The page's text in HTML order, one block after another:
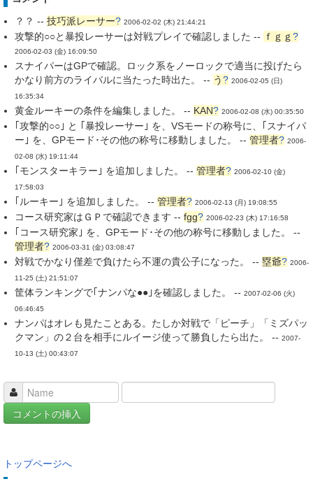
？？ -- 技巧派レーサー? 2006-02-02 (木) 21:44:21
攻撃的○○と暴投レーサーは対戦プレイで確認しました -- ｆｇｇ ?
2006-02-03 (金) 16:09:50
スナイパーはGPで確認。ロック系をノーロックで適当に投げたら
かなり前方のライバルに当たった時出た。 -- う? 2006-02-05 (日)
16:35:34
黄金ルーキーの条件を編集しました。 -- KAN? 2006-02-08 (水) 00:35:50
｢攻撃的○○｣ と ｢暴投レーサー｣ を、VSモードの称号に、｢スナイパ
ー｣ を、GPモード･その他の称号に移動しました。 -- 管理者? 2006-
02-08 (水) 19:11:44
｢モンスターキラー｣ を追加しました。 -- 管理者? 2006-02-10 (金)
17:58:03
｢ルーキー｣ を追加しました。 -- 管理者? 2006-02-13 (月) 19:08:55
コース研究家はＧＰで確認できます -- fgg? 2006-02-23 (木) 17:16:58
｢コース研究家｣ を、GPモード･その他の称号に移動しました。 --
管理者? 2006-03-31 (金) 03:08:47
対戦でかなり僅差で負けたら不運の貴公子になった。 -- 塁爺? 2006-
11-25 (土) 21:51:07
筐体ランキングで｢ナンパな●●｣を確認しました。 -- 2007-02-06 (火)
06:46:45
ナンパはオレも見たことある。たしか対戦で「ピーチ」「ミズパッ
クマン」の２台を相手にルイージ使って勝負したら出た。 -- 2007-
10-13 (土) 00:43:07
トップページへ